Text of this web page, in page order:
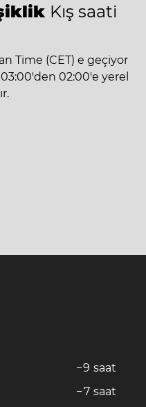
Kış saati
Time (CET) e geçiyor
02:00'e yerel
−9 saat
−7 saat